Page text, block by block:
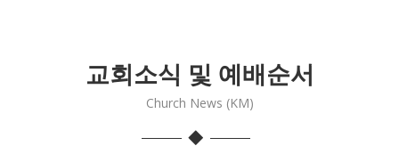
교회소식 및 예배순서
Church News (KM)